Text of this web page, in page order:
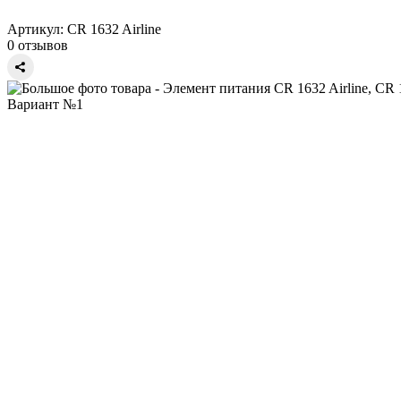
Артикул: CR 1632 Airline
0 отзывов